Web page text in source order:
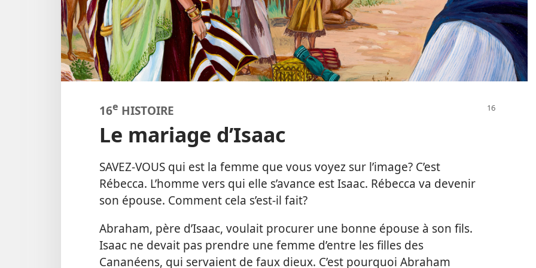
16e HISTOIRE
Le mariage d’Isaac
SAVEZ-​VOUS qui est la femme que vous voyez sur l’image? C’est
Rébecca. L’homme vers qui elle s’avance est Isaac. Rébecca va devenir
son épouse. Comment cela s’est-​il fait?
Abraham, père d’Isaac, voulait procurer une bonne épouse à son fils.
Isaac ne devait pas prendre une femme d’entre les filles des
Cananéens, qui servaient de faux dieux. C’est pourquoi Abraham